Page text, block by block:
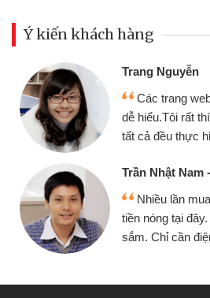
Ý kiến khách hàng
thân thiện,
nhanh chóng
rất tốt
mình đều vay
lại tiếp tục mua
được